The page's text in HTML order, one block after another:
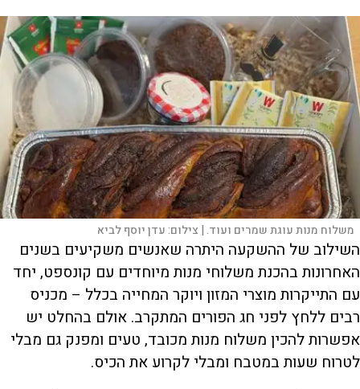
משלוח מנות עוגת שמרים ועוד. | צילום:עדן יוסף לביא
השילוב של ההשקעה היתרה שאנשים משקיעים בשנים
האחרונות בהכנת משלוחי מנות מיוחדים עם קונספט, יחד
עם התייקרות מוצרי המזון ויוקר המחייה בכלל – מכניס
רבים ללחץ לפני חג הפורים המתקרב. אולם בהחלט יש
אפשרות להכין משלוח מנות מכובד, טעים ומפנק גם מבלי
לטרוח שעות במטבח ומבלי לקרוע את הכיס.